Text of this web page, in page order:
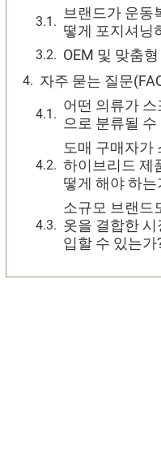
브랜드가 운동
떻게 포지셔닝
OEM 및 맞춤
자주 묻는 질문
어떤 의류가
으로 분류될 수
도매 구매자가
하이브리드 제
떻게 해야 하는
소규모 브랜드
옷을 결합한
입할 수 있는가